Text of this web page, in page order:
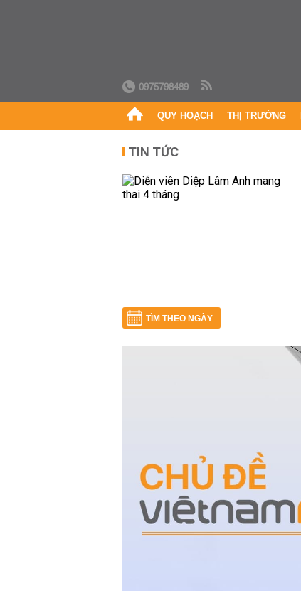
0975798489
QUY HOẠCH THỊ TRƯỜNG
TIN TỨC
TÌM THEO NGÀY